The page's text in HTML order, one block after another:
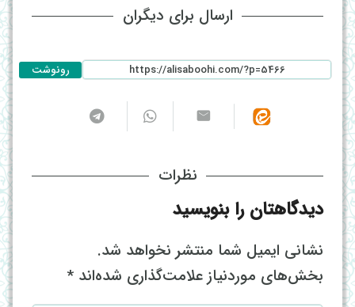
ارسال برای دیگران
رونوشت
نظرات
دیدگاهتان را بنویسید
نشانی ایمیل شما منتشر نخواهد شد.
بخش‌های موردنیاز علامت‌گذاری شده‌اند *